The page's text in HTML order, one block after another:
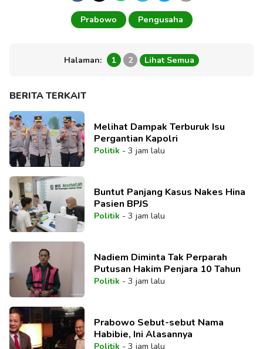
Prabowo Pengusaha
Halaman: 1 2 Lihat Semua
BERITA TERKAIT
Melihat Dampak Terburuk Isu
Pergantian Kapolri
Politik- 3 jam lalu
Buntut Panjang Kasus Nakes Hina
Pasien BPJS
Politik- 3 jam lalu
Nadiem Diminta Tak Perparah
Putusan Hakim Penjara 10 Tahun
Politik- 3 jam lalu
Prabowo Sebut-sebut Nama
Habibie, Ini Alasannya
Politik- 3 jam lalu